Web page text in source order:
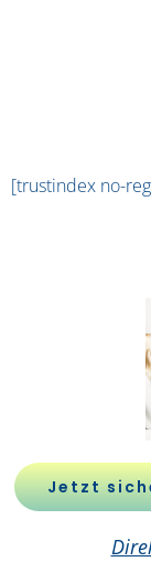
[trustindex no-
Jetzt